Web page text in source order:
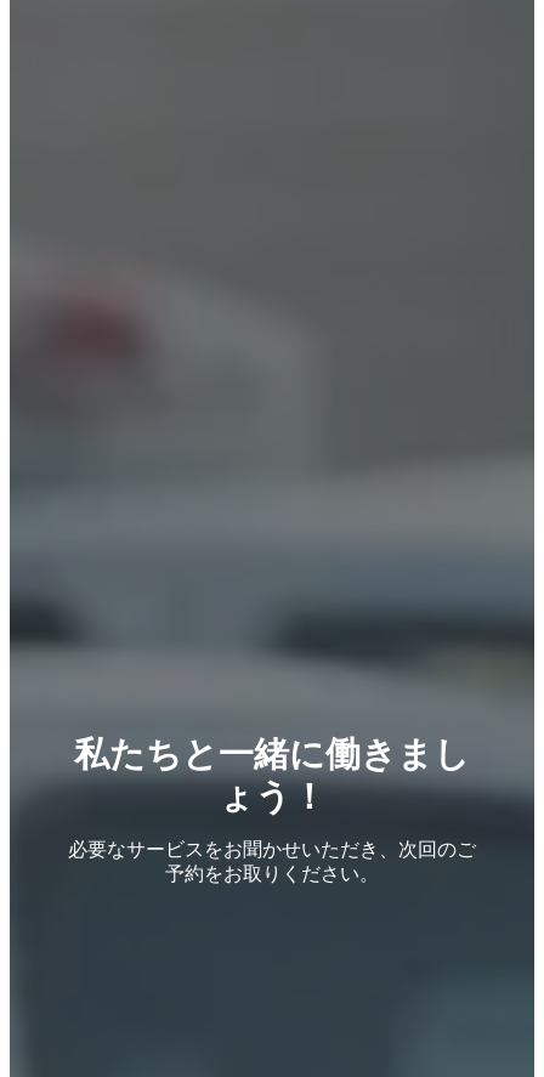
私たちと一緒に働きまし
ょう！
必要なサービスをお聞かせいただき、次回のご
予約をお取りください。